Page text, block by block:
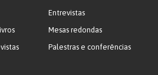
Entrevistas
Mesas redondas
Palestras e conferências